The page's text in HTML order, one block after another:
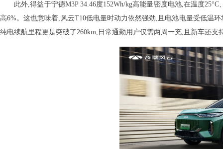
此外,得益于宁德M3P 34.46度152Wh/kg高能量密度电池,在温度
高6%。这也意味着,风云T10低电量时动力依然强劲,且电池电量受低温
纯电续航里程更是突破了260km,日常通勤用户仅需两周一充,且新车还